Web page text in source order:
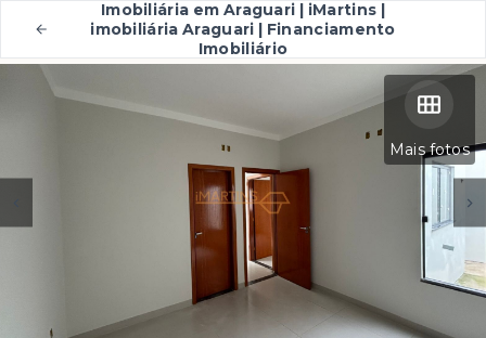
Imobiliária em Araguari | iMartins |
imobiliária Araguari | Financiamento
Imobiliário
Mais fotos